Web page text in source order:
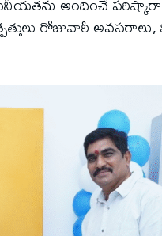
రోజువారీ